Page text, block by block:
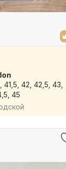
41,5, 42, 42,5, 43,
45